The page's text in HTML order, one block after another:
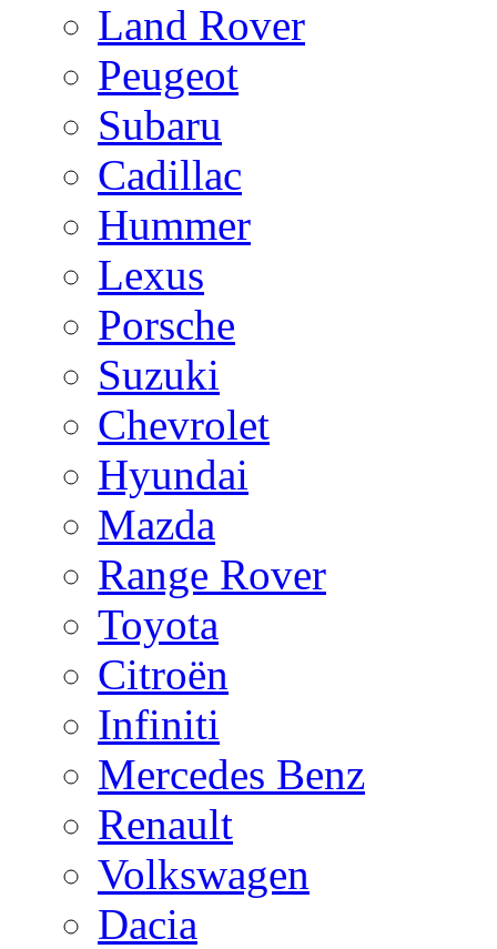
Land Rover
Peugeot
Subaru
Cadillac
Hummer
Lexus
Porsche
Suzuki
Chevrolet
Hyundai
Mazda
Range Rover
Toyota
Citroën
Infiniti
Mercedes Benz
Renault
Volkswagen
Dacia